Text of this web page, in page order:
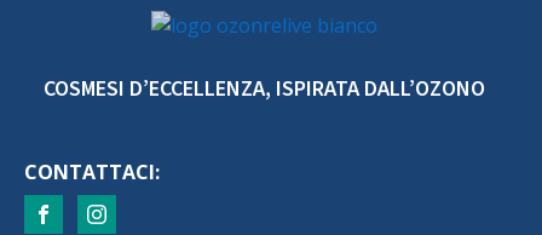
COSMESI D’ECCELLENZA, ISPIRATA DALL’OZONO
CONTATTACI: